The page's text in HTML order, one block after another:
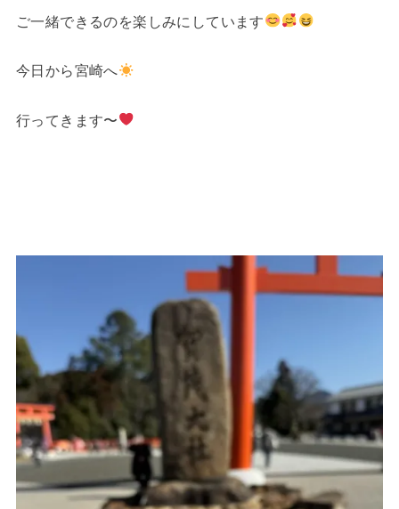
ご一緒できるのを楽しみにしています
今日から宮崎へ
行ってきます〜